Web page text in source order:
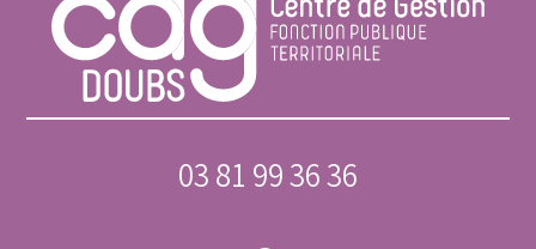
03 81 99 36 36